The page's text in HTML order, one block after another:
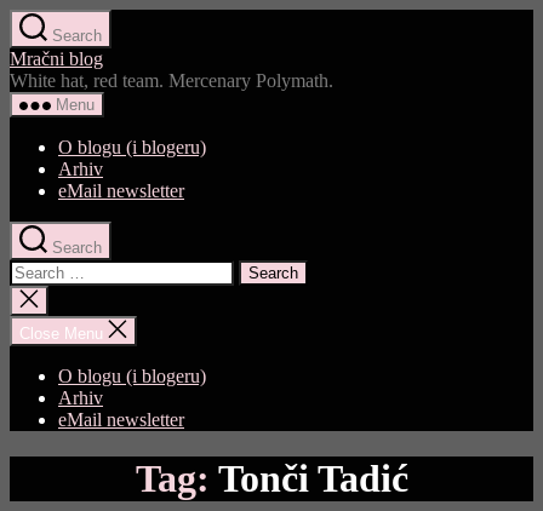
Skip
to
the
content
Search
Mračni blog
White hat, red team. Mercenary Polymath.
Menu
O blogu (i blogeru)
Arhiv
eMail newsletter
Search
Search
for:
Close
search
Close Menu
O blogu (i blogeru)
Arhiv
eMail newsletter
Tag: Tonči Tadić